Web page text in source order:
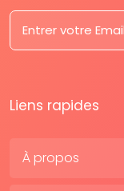
Liens rapides
À propos